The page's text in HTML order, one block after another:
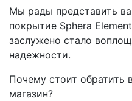
Мы рады представить
покрытие Sphera
заслужено стало
надежности.
Почему стоит обратить
магазин?